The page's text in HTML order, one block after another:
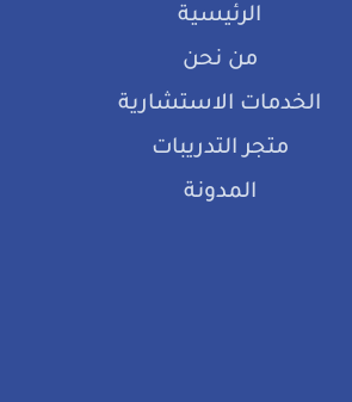
الرئيسية
من نحن
الخدمات الاستشارية
متجر التدريبات
المدونة